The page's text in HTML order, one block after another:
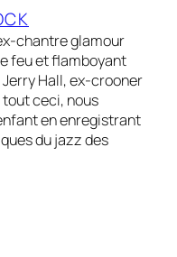
chantre glamour
feu et flamboyant
Hall, ex-crooner
tout ceci, nous
en enregistrant
du jazz des